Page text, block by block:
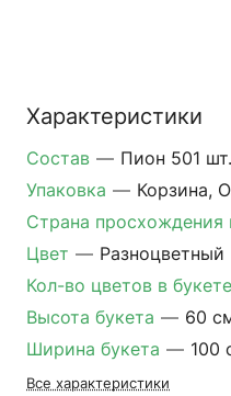
Характеристики
Состав — Пион 501 шт.
Упаковка — Корзина,
Страна просхождения
Цвет — Разноцветный
Кол-во цветов в букете
Высота букета — 60
Ширина букета — 100
Все характеристики